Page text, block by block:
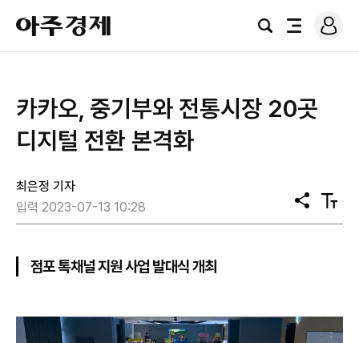
아
주
경
검
전
로
그
카카오, 중기부와 전통시장 20곳
디지털 전환 본격화
최은정 기자
입력 2023-07-13 10:28
공
유
텍
스
점포 톡채널 지원 사업 발대식 개최